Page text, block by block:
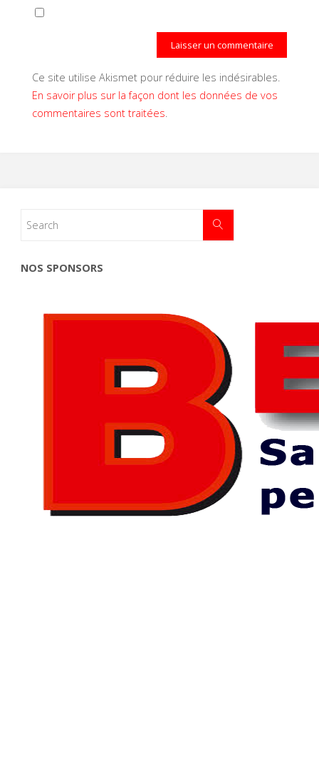
Ce site utilise Akismet pour réduire les indésirables.
En savoir plus sur la façon dont les données de vos
commentaires sont traitées.
NOS SPONSORS